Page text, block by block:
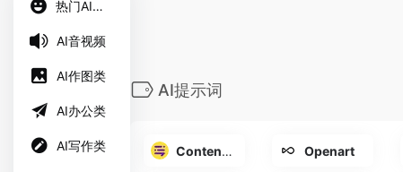
热门AI工具
AI音视频
AI作图类
AI办公类
AI写作类
AI提示词
Content at scale Openart